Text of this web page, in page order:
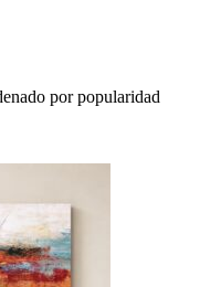
por popularidad